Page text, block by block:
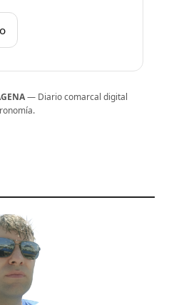
— Diario comarcal digital